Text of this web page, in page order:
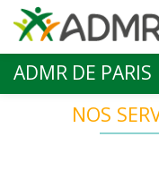
Aller au contenu principal
ADMR DE PARIS
NOS